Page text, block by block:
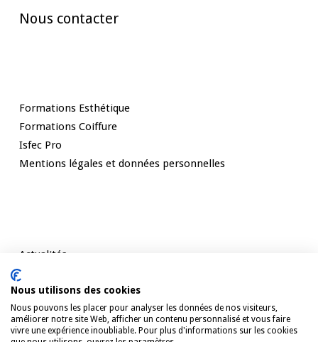
Nous contacter
Formations Esthétique
Formations Coiffure
Isfec Pro
Mentions légales et données personnelles
Actualités
Témoignages
Contact
Nous utilisons des cookies
Nous pouvons les placer pour analyser les données de nos visiteurs,
améliorer notre site Web, afficher un contenu personnalisé et vous faire
vivre une expérience inoubliable. Pour plus d'informations sur les cookies